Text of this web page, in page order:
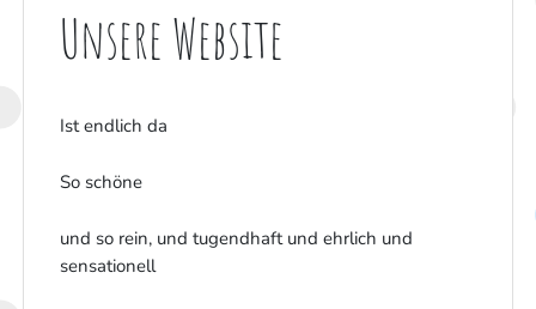
KONTAKT
Unsere Website
Ist endlich da
So schöne
und so rein, und tugendhaft und ehrlich und
sensationell